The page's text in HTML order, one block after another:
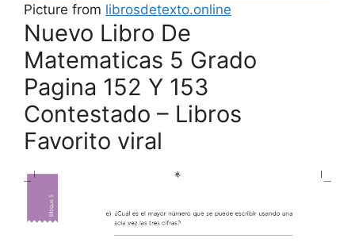
Picture from librosdetexto.online
Nuevo Libro De
Matematicas 5 Grado
Pagina 152 Y 153
Contestado – Libros
Favorito viral